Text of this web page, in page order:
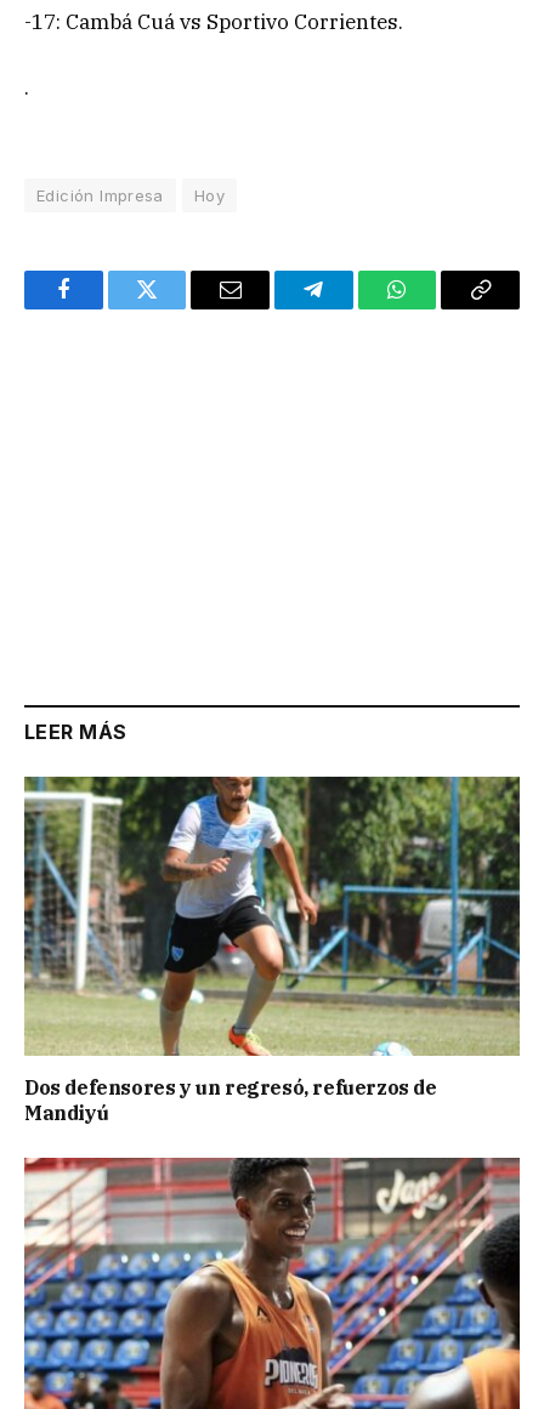
-17: Cambá Cuá vs Sportivo Corrientes.
.
Edición Impresa Hoy
FacebookTwitter Email TelegramWhatsAppCopy
LEER MÁS
Dos defensores y un regresó, refuerzos de
Mandiyú